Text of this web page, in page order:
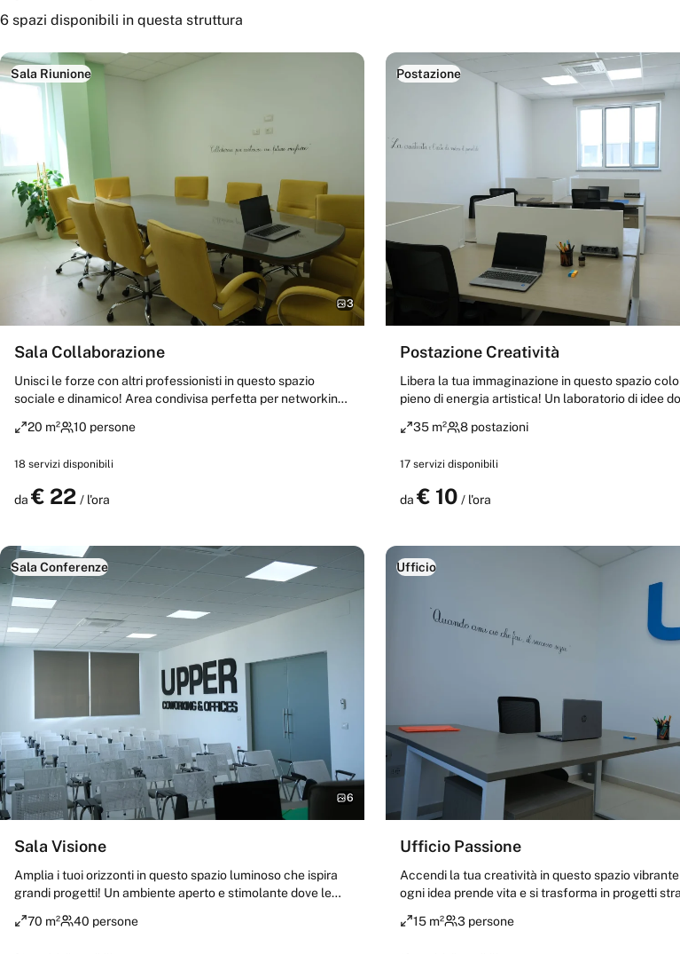
6 spazi disponibili in questa struttura
Sala Riunione
3
Sala Collaborazione
Unisci le forze con altri professionisti in questo spazio
sociale e dinamico! Area condivisa perfetta per networking,
nascono naturalmente e i risultati superano ogni
20 m² 10 persone
18 servizi disponibili
da € 22 / l'ora
Postazione
Postazione Creatività
Libera la tua immaginazione in questo spazio
pieno di energia artistica! Un laboratorio di idee
per designer, artisti e tutti coloro che vivono di
35 m² 8 postazioni
17 servizi disponibili
da€ 10 / l'ora
Sala Conferenze
6
Sala Visione
Amplia i tuoi orizzonti in questo spazio luminoso che ispira
grandi progetti! Un ambiente aperto e stimolante dove le
brainstorming, presentazioni e momenti di pura ispirazione
70 m² 40 persone
Ufficio
Ufficio Passione
Accendi la tua creatività in questo spazio
ogni idea prende vita e si trasforma in progetti
accompagneranno verso il successo. Un ambiente
15 m² 3 persone